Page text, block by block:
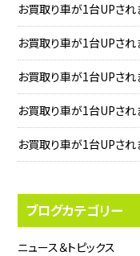
お買取り車が1台UPされ
お買取り車が1台UPされ
お買取り車が1台UPされ
お買取り車が1台UPされ
お買取り車が1台UPされ
ブログカテゴリー
ニュース＆トピックス